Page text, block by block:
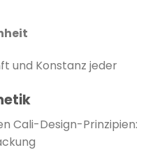
und Konstanz jeder
Cali-Design-Prinzipien: